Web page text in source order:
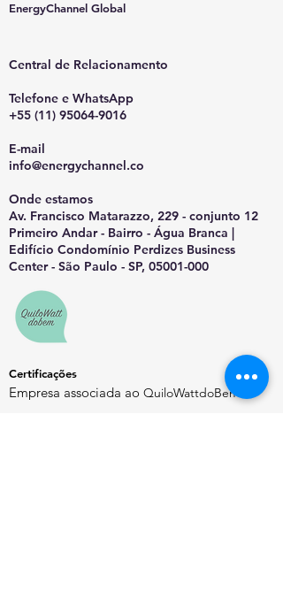
EnergyChannel Global​
Central de Relacionamento
Telefone e WhatsApp
+55 (11) 95064-9016
E-mail
info@energychannel.co
Onde estamos
Av. Francisco Matarazzo, 229 - conjunto 12
Primeiro Andar - Bairro - Água Branca |
Edifício Condomínio Perdizes Business
Center - São Paulo - SP, 05001-000
Certificações
Empresa associada ao QuiloWattdoBem